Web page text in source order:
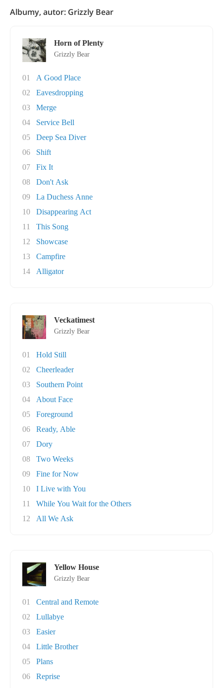
Albumy, autor: Grizzly Bear
Horn of Plenty
Grizzly Bear
01
A Good Place
02
Eavesdropping
03
Merge
04
Service Bell
05
Deep Sea Diver
06
Shift
07
Fix It
08
Don't Ask
09
La Duchess Anne
10
Disappearing Act
11
This Song
12
Showcase
13
Campfire
14
Alligator
Veckatimest
Grizzly Bear
01
Hold Still
02
Cheerleader
03
Southern Point
04
About Face
05
Foreground
06
Ready, Able
07
Dory
08
Two Weeks
09
Fine for Now
10
I Live with You
11
While You Wait for the Others
12
All We Ask
Yellow House
Grizzly Bear
01
Central and Remote
02
Lullabye
03
Easier
04
Little Brother
05
Plans
06
Reprise